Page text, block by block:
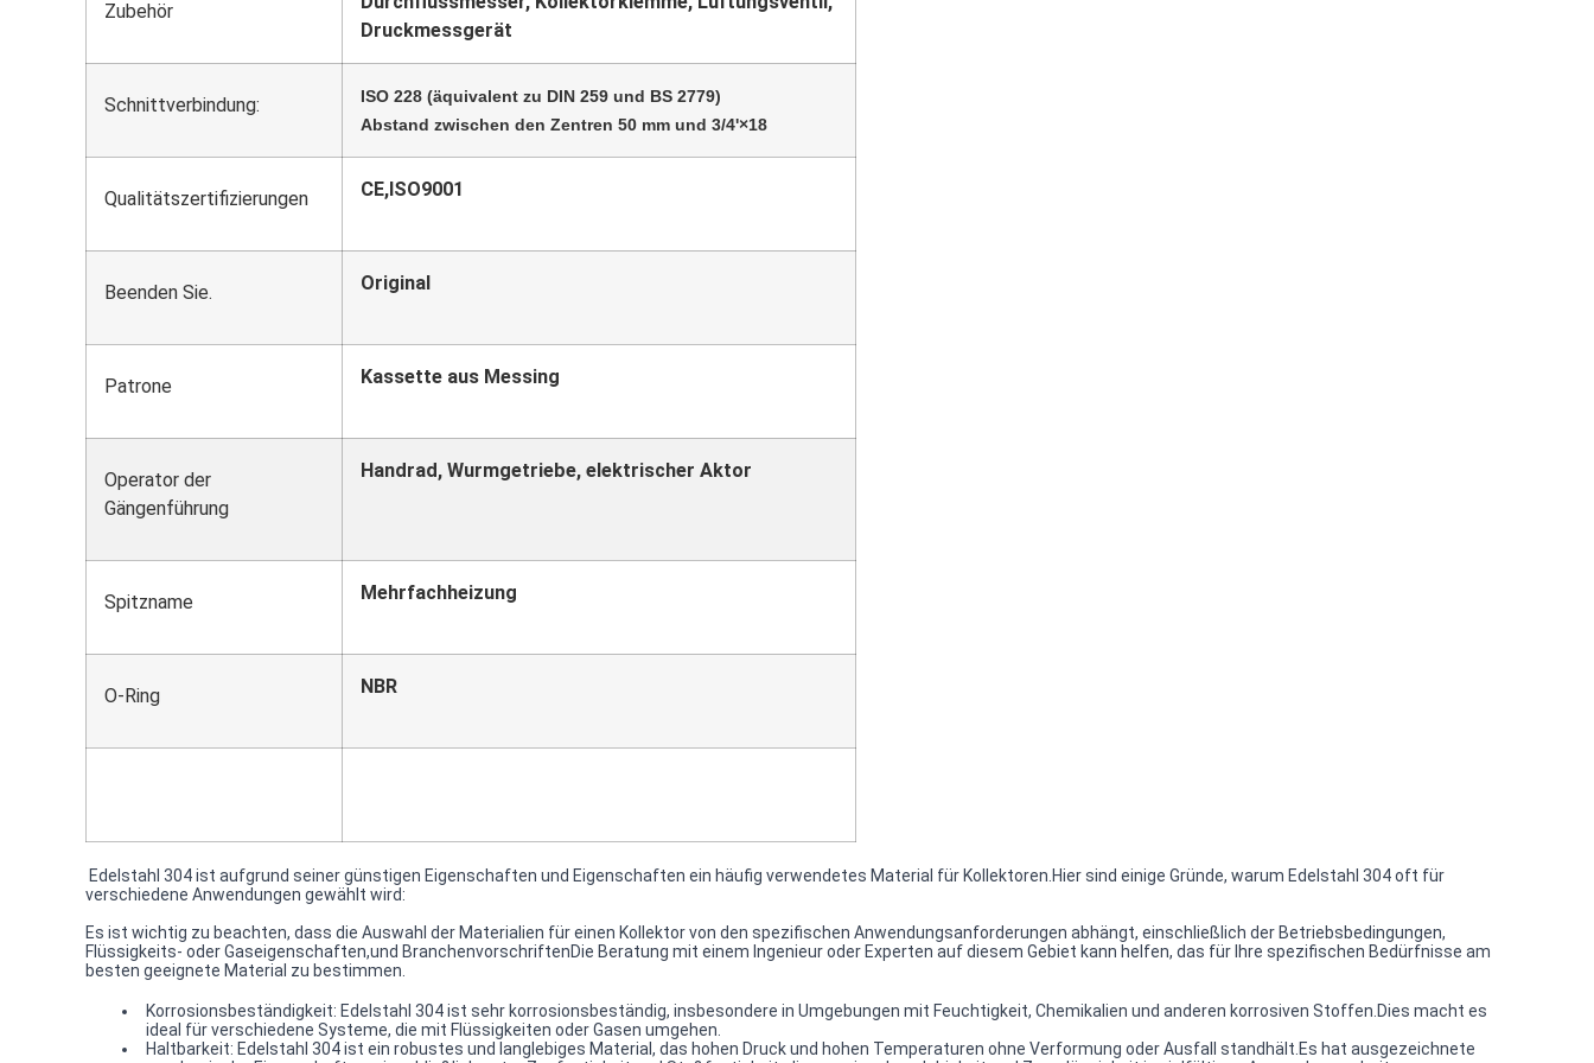
Zubehör
Druckmessgerät
Schnittverbindung:
ISO 228 (äquivalent zu DIN 259 und BS 2779)
Abstand zwischen den Zentren 50 mm und 3/4'×18
Qualitätszertifizierungen CE,ISO9001
Beenden Sie. Original
Patrone Kassette aus Messing
Operator der
Gängenführung
Handrad, Wurmgetriebe, elektrischer Aktor
Spitzname Mehrfachheizung
O-Ring NBR
Edelstahl 304 ist aufgrund seiner günstigen Eigenschaften und Eigenschaften ein häufig verwendetes Material für Kollektoren.Hier sind einige Gründe, warum Edelstahl 304 oft für
verschiedene Anwendungen gewählt wird:
Es ist wichtig zu beachten, dass die Auswahl der Materialien für einen Kollektor von den spezifischen Anwendungsanforderungen abhängt, einschließlich der Betriebsbedingungen,
Flüssigkeits- oder Gaseigenschaften,und BranchenvorschriftenDie Beratung mit einem Ingenieur oder Experten auf diesem Gebiet kann helfen, das für Ihre spezifischen Bedürfnisse am
besten geeignete Material zu bestimmen.
Korrosionsbeständigkeit: Edelstahl 304 ist sehr korrosionsbeständig, insbesondere in Umgebungen mit Feuchtigkeit, Chemikalien und anderen korrosiven Stoffen.Dies macht es
ideal für verschiedene Systeme, die mit Flüssigkeiten oder Gasen umgehen.
Haltbarkeit: Edelstahl 304 ist ein robustes und langlebiges Material, das hohen Druck und hohen Temperaturen ohne Verformung oder Ausfall standhält.Es hat ausgezeichnete